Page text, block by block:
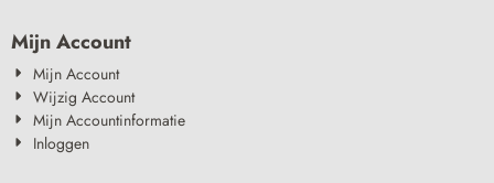
Mijn Account
Mijn Account
Wijzig Account
Mijn Accountinformatie
Inloggen